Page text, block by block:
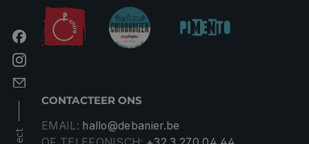
CONTACTEER ONS
EMAIL: hallo@debanier.be